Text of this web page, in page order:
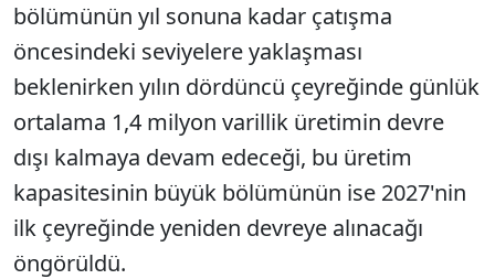
bölümünün yıl sonuna kadar çatışma
öncesindeki seviyelere yaklaşması
beklenirken yılın dördüncü çeyreğinde günlük
ortalama 1,4 milyon varillik üretimin devre
dışı kalmaya devam edeceği, bu üretim
kapasitesinin büyük bölümünün ise 2027'nin
ilk çeyreğinde yeniden devreye alınacağı
öngörüldü.